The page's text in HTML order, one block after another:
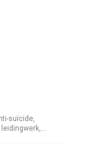
suïcide,
Ook